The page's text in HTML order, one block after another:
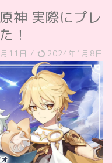
神 実際にプレ
！
11日 / 2024年1月8日